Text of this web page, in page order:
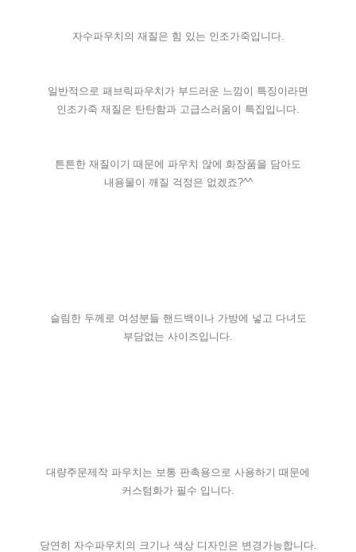
자수파우치의 재질은 힘 있는 인조가죽입니다.
일반적으로 패브릭파우치가 부드러운 느낌이 특징이라면
인조가죽 재질은 탄탄함과 고급스러움이 특집입니다.
튼튼한 재질이기 때문에 파우치 않에 화장품을 담아도
내용물이 깨질 걱정은 없겠죠?^^
슬림한 두께로 여성분들 핸드백이나 가방에 넣고 다녀도
부담없는 사이즈입니다.
대량주문제작 파우치는 보통 판촉용으로 사용하기 때문에
커스텀화가 필수 입니다.
당연히 자수파우치의 크기나 색상 디자인은 변경가능합니다.